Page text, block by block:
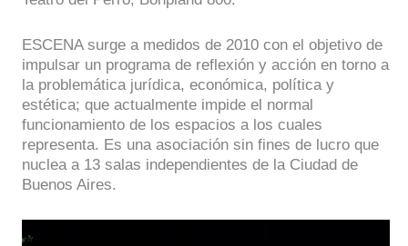
ESCENA surge a medidos de 2010 con el objetivo de
impulsar un programa de reflexión y acción en torno a
la problemática jurídica, económica, política y
estética; que actualmente impide el normal
funcionamiento de los espacios a los cuales
representa. Es una asociación sin fines de lucro que
nuclea a 13 salas independientes de la Ciudad de
Buenos Aires.